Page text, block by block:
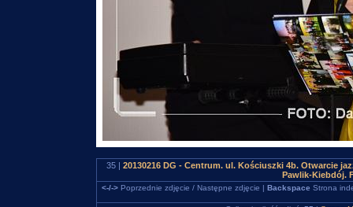
35 | 20130216 DG - Centrum. ul. Kościuszki 4b. Otwarcie
Pawlik-Kiebdój.
<-/->Poprzednie zdjęcie / Następne zdjęcie | Backspace Strona